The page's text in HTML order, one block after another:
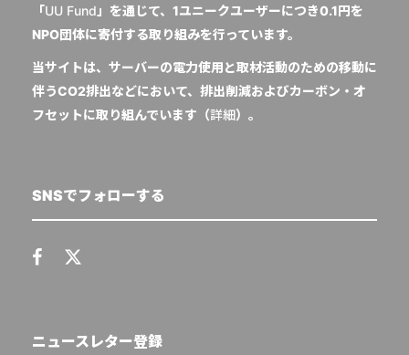
「UU Fund 」を通じて、1ユニークユーザーにつき0.1円を
NPO団体に寄付する取り組みを行っています。
当サイトは、サーバーの電力使用と取材活動のための移動に
伴うCO2排出などにおいて、排出削減およびカーボン・オ
フセットに取り組んでいます（詳細）。
SNSでフォローする
ニュースレター登録